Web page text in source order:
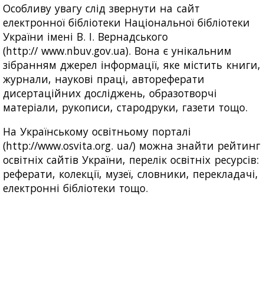
Особливу увагу слід звернути на сайт
електронної бібліотеки Національної бібліотеки
України імені В. І. Вернадського
(http:// www.nbuv.gov.ua). Вона є унікальним
зібранням джерел інформації, яке містить книги,
журнали, наукові праці, автореферати
дисертаційних досліджень, образотворчі
матеріали, рукописи, стародруки, газети тощо.
На Українському освітньому порталі
(http://www.osvita.org. ua/) можна знайти рейтинг
освітніх сайтів України, перелік освітніх ресурсів:
реферати, колекції, музеї, словники, перекладачі,
електронні бібліотеки тощо.